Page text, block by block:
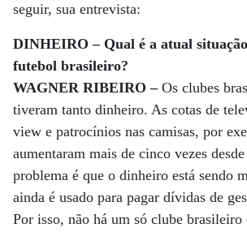
seguir, sua entrevista:
DINHEIRO – Qual é a atual
futebol brasileiro?
WAGNER RIBEIRO – Os clubes
tiveram tanto dinheiro. As cotas de
view e patrocínios nas camisas, por
aumentaram mais de cinco vezes
problema é que o dinheiro está sendo
ainda é usado para pagar dívidas de
Por isso, não há um só clube brasileiro